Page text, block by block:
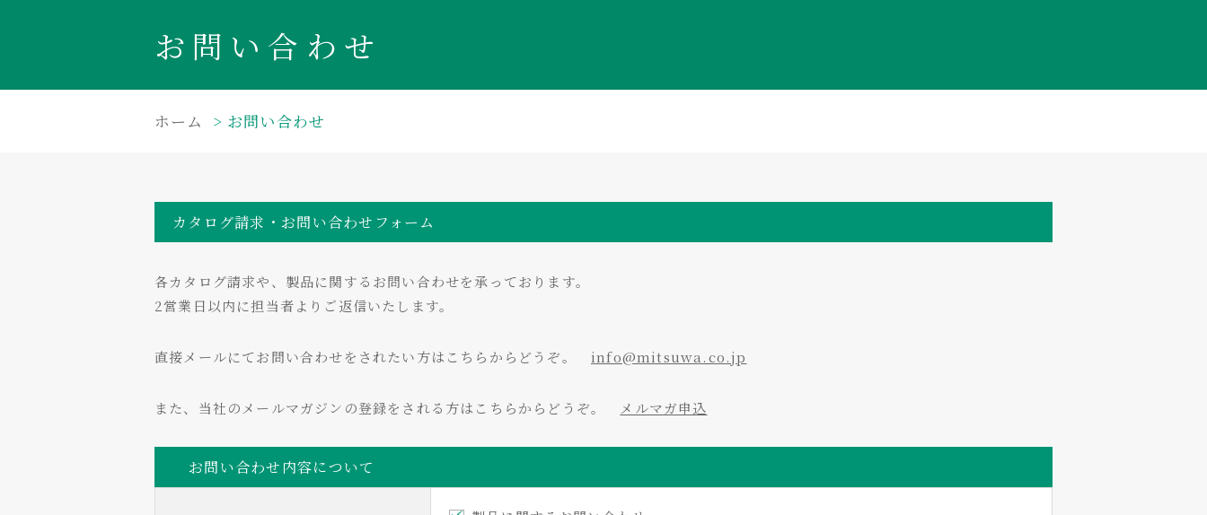
お問い合わせ
ホーム お問い合わせ
カタログ請求・お問い合わせフォーム
各カタログ請求や、製品に関するお問い合わせを承っております。
2営業日以内に担当者よりご返信いたします。
直接メールにてお問い合わせをされたい方はこちらからどうぞ。 info@mitsuwa.co.jp
また、当社のメールマガジンの登録をされる方はこちらからどうぞ。 メルマガ申込
お問い合わせ内容について